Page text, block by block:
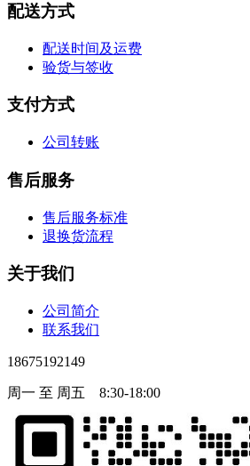
配送方式
配送时间及运费
验货与签收
支付方式
公司转账
售后服务
售后服务标准
退换货流程
关于我们
公司简介
联系我们
18675192149
周一 至 周五 8:30-18:00